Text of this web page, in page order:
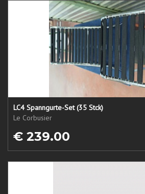
LC4 Spanngurte-Set (35 Stck)
Le Corbusier
€ 239.00